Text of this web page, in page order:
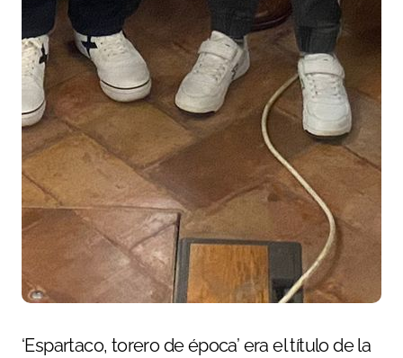
‘Espartaco, torero de época’ era el título de la